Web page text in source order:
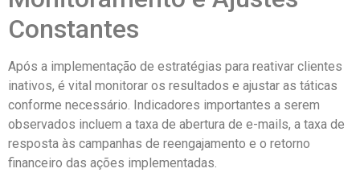
Constantes
Após a implementação de estratégias para reativar clientes
inativos, é vital monitorar os resultados e ajustar as táticas
conforme necessário. Indicadores importantes a serem
observados incluem a taxa de abertura de e-mails, a taxa de
resposta às campanhas de reengajamento e o retorno
financeiro das ações implementadas.